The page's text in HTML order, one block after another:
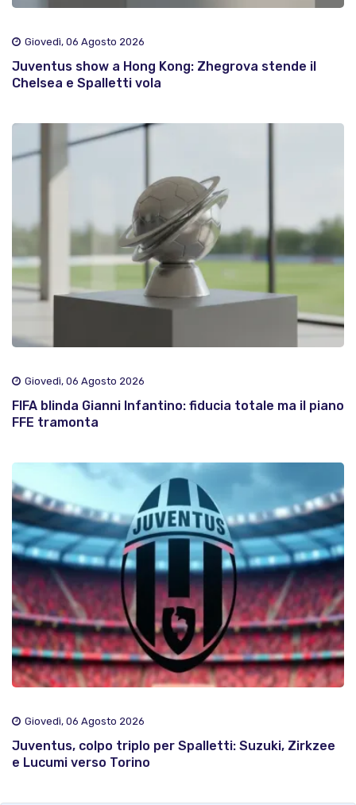
Giovedì, 06 Agosto 2026
Juventus show a Hong Kong: Zhegrova stende il
Chelsea e Spalletti vola
Giovedì, 06 Agosto 2026
FIFA blinda Gianni Infantino: fiducia totale ma il piano
FFE tramonta
Giovedì, 06 Agosto 2026
Juventus, colpo triplo per Spalletti: Suzuki, Zirkzee
e Lucumi verso Torino